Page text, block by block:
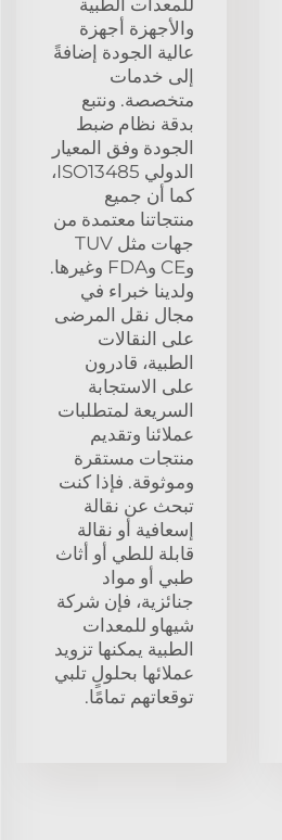
والأجهزة أجهزة
عالية الجودة إضافةً
إلى خدمات
متخصصة. ونتبع
بدقة نظام ضبط
الجودة وفق المعيار
الدولي ISO13485،
كما أن جميع
منتجاتنا معتمدة من
جهات مثل TUV
وCE وFDA وغيرها.
ولدينا خبراء في
مجال نقل المرضى
على النقالات
الطبية، قادرون
على الاستجابة
السريعة لمتطلبات
عملائنا وتقديم
منتجات مستقرة
وموثوقة. فإذا كنت
تبحث عن نقالة
إسعافية أو نقالة
قابلة للطي أو أثاث
طبي أو مواد
جنائزية، فإن شركة
شيهاو للمعدات
الطبية يمكنها تزويد
عملائها بحلولٍ تلبي
توقعاتهم تمامًا.